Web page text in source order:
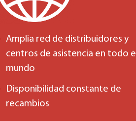
Amplia red de distribuidores y
centros de asistencia en todo el
mundo
Disponibilidad constante de
recambios